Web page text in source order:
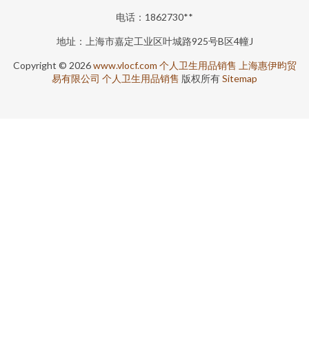
电话：1862730**
地址：上海市嘉定工业区叶城路925号B区4幢J
Copyright © 2026www.vlocf.com 个人卫生用品销售 上海惠伊昀贸
易有限公司 个人卫生用品销售 版权所有Sitemap